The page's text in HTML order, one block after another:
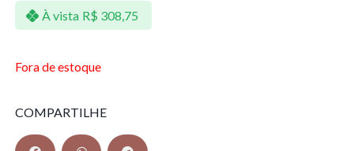
À vista R$ 308,75
Fora de estoque
COMPARTILHE